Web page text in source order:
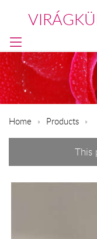
Home Products
This